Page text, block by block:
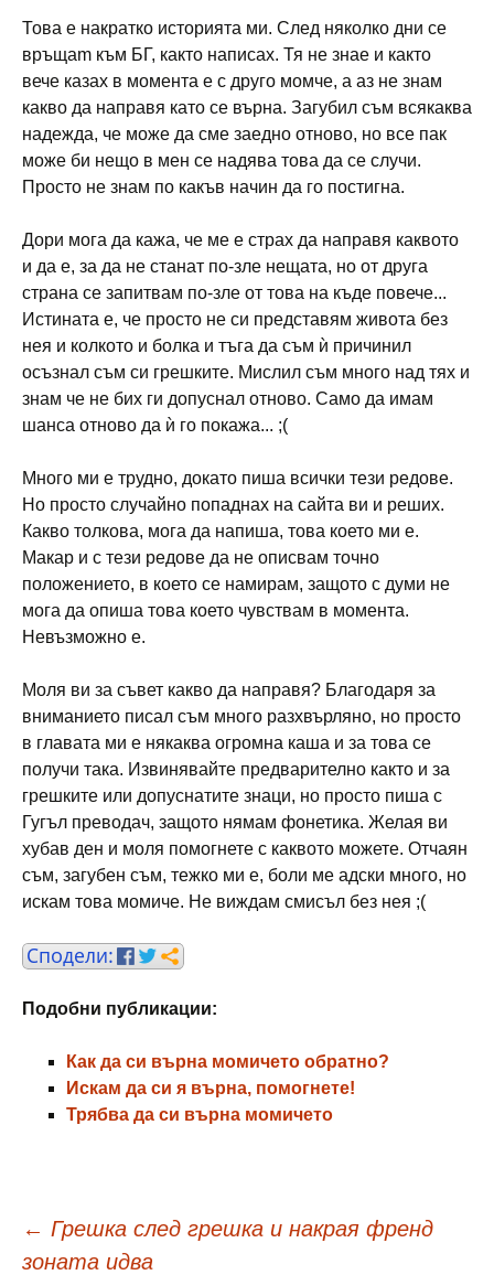
Това е накратко историята ми. След няколко дни се
връщаm към БГ, както написах. Тя не знае и както
вече казах в момента е с друго момче, а аз не знам
какво да направя като се върна. Загубил съм всякаква
надежда, че може да сме заедно отново, но все пак
може би нещо в мен се надява това да се случи.
Просто не знам по какъв начин да го постигна.
Дори мога да кажа, че ме е страх да направя каквото
и да е, за да не станат по-зле нещата, но от друга
страна се запитвам по-зле от това на къде повече...
Истината е, че просто не си представям живота без
нея и колкото и болка и тъга да съм ѝ причинил
осъзнал съм си грешките. Мислил съм много над тях и
знам че не бих ги допуснал отново. Само да имам
шанса отново да ѝ го покажа... ;(
Много ми е трудно, докато пиша всички тези редове.
Но просто случайно попаднах на сайта ви и реших.
Какво толкова, мога да напиша, това което ми е.
Макар и с тези редове да не описвам точно
положението, в което се намирам, защото с думи не
мога да опиша това което чувствам в момента.
Невъзможно е.
Моля ви за съвет какво да направя? Благодаря за
вниманието писал съм много разхвърляно, но просто
в главата ми е някаква огромна каша и за това се
получи така. Извинявайте предварително както и за
грешките или допуснатите знаци, но просто пиша с
Гугъл преводач, защото нямам фонетика. Желая ви
хубав ден и моля помогнете с каквото можете. Отчаян
съм, загубен съм, тежко ми е, боли ме адски много, но
искам това момиче. Не виждам смисъл без нея ;(
Подобни публикации:
Как да си върна момичето обратно?
Искам да си я върна, помогнете!
Трябва да си върна момичето
Навигация
← Грешка след грешка и накрая френд
зоната идва